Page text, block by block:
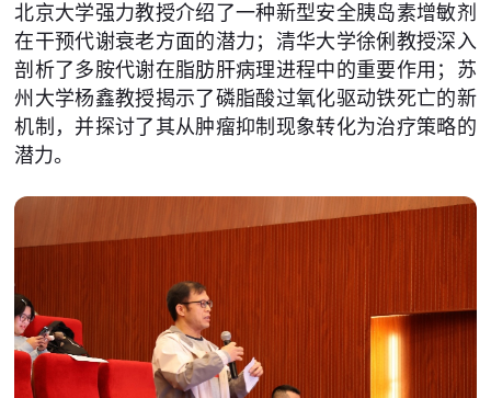
北京大学强力教授介绍了一种新型安全胰岛素增敏剂
在干预代谢衰老方面的潜力；清华大学徐俐教授深入
剖析了多胺代谢在脂肪肝病理进程中的重要作用；苏
州大学杨鑫教授揭示了磷脂酸过氧化驱动铁死亡的新
机制，并探讨了其从肿瘤抑制现象转化为治疗策略的
潜力。